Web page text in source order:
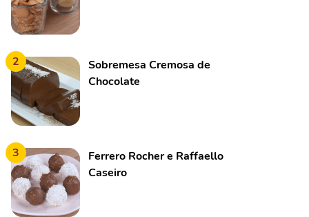
2
Sobremesa Cremosa de
Chocolate
3
Ferrero Rocher e Raffaello
Caseiro